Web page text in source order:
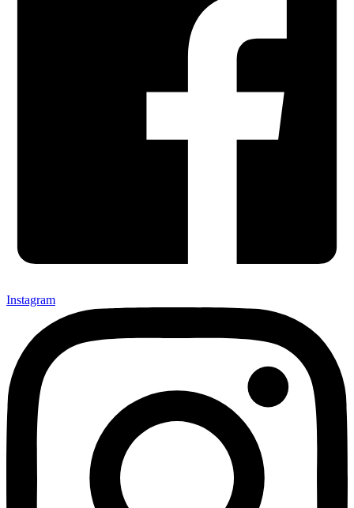
Instagram